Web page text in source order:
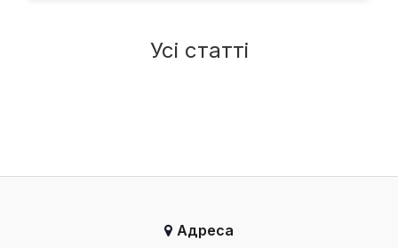
Усі статті
Адреса